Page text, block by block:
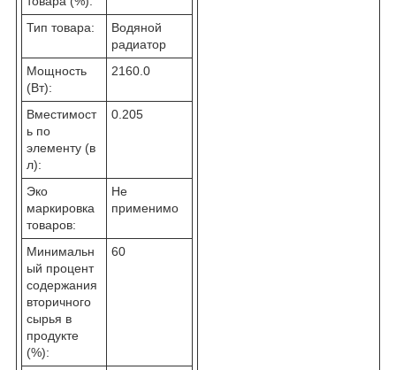
Тип товара:
Водяной
радиатор
Мощность
(Вт):
2160.0
Вместимост
ь по
элементу (в
л):
0.205
Эко
маркировка
товаров:
Не
применимо
Минимальн
ый процент
содержания
вторичного
сырья в
продукте
(%):
60